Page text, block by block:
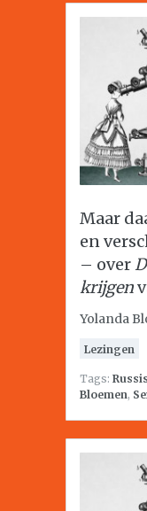
Maar
en
– over
krijgen
Yolanda
Lezingen
Tags:
Bloemen,